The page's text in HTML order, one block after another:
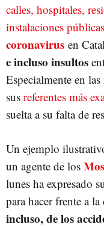
calles, hospitales,
instalaciones públicas
coronavirus en
e incluso insultos
Especialmente en
sus referentes más
suelta a su falta de
Un ejemplo
un agente de los
lunes ha expresado
para hacer frente a
incluso, de los